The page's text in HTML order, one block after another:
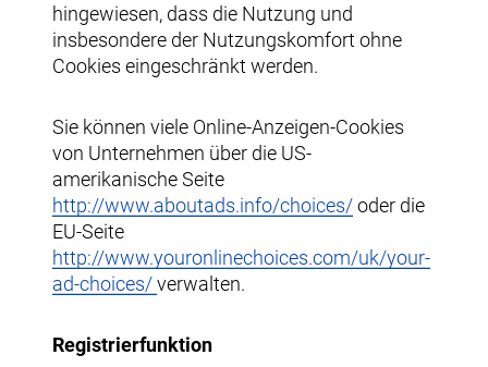
hingewiesen, dass die Nutzung und
insbesondere der Nutzungskomfort ohne
Cookies eingeschränkt werden.
Sie können viele Online-Anzeigen-Cookies
von Unternehmen über die US-
amerikanische Seite
http://www.aboutads.info/choices/oder die
EU-Seite
http://www.youronlinechoices.com/uk/your-
ad-choices/verwalten.
Registrierfunktion